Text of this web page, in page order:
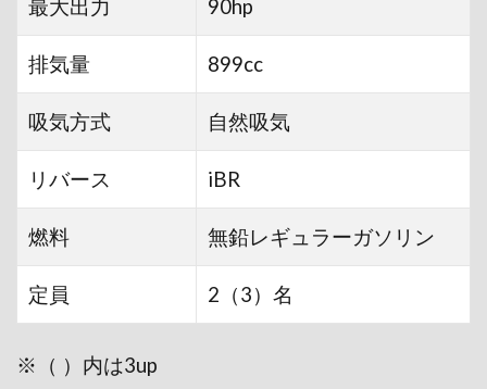
最大出力 90hp
排気量 899cc
吸気方式 自然吸気
リバース iBR
燃料 無鉛レギュラーガソリン
定員 2（3）名
※（ ）内は3up